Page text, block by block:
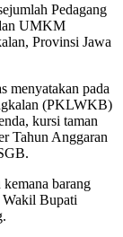
Pedagang
UMKM
Provinsi Jawa
menyatakan pada
(PKLWKB)
kursi taman
Tahun Anggaran
barang
Bupati